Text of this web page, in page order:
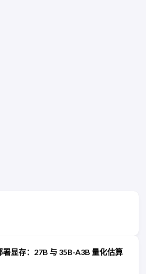
显存：27B 与 35B-A3B 量化估算